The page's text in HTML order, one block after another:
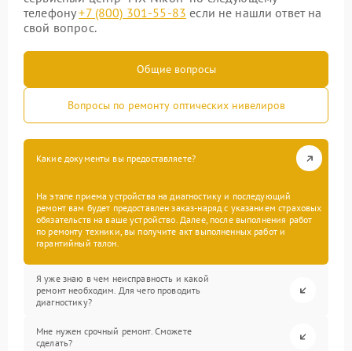
телефону+7 (800) 301-55-83 если не нашли ответ на
свой вопрос.
Общие вопросы
Вопросы по ремонту оптических нивелиров
Какие документы вы предоставляете?
На этапе приема устройства на диагностику и последующий
ремонт вам будет предоставлен заказ-наряд с указанием страховых
обязательств на ваше устройство. Далее, после выполнения работ
по ремонту техники, вы получите акт выполненных работ и
гарантийный талон.
Я уже знаю в чем неисправность и какой
ремонт необходим. Для чего проводить
диагностику?
Мне нужен срочный ремонт. Сможете
сделать?